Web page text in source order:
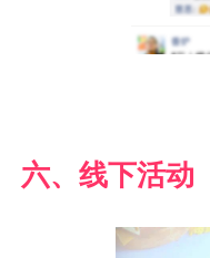
六、线下活动